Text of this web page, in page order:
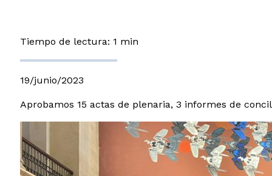
Tiempo de lectura: 1 min
19/junio/2023
Aprobamos 15 actas de plenaria, 3 informes de